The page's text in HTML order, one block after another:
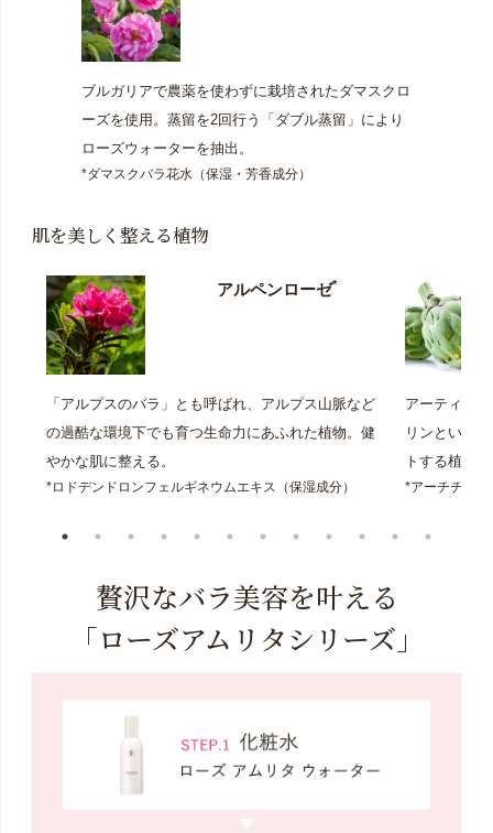
ブルガリアで農薬を使わずに栽培されたダマスクロ
ーズを使用。蒸留を2回行う「ダブル蒸留」により
ローズウォーターを抽出。
*ダマスクバラ花水（保湿・芳香成分）
肌を美しく整える植物
アルペンローゼ*
「アルプスのバラ」とも呼ばれ、アルプス山脈など
の過酷な環境下でも育つ生命力にあふれた植物。健
やかな肌に整える。
*ロドデンドロンフェルギネウムエキス（保湿成分）
アーティチ
リンという
トする植物。
*アーチチョ
贅沢なバラ美容を叶える
「ローズアムリタシリーズ」